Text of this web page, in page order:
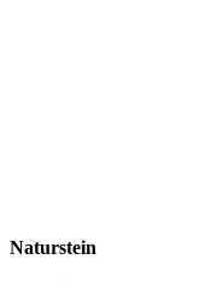
Naturstein